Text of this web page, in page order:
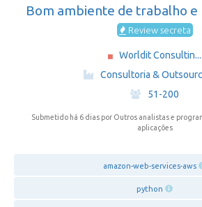
Bom ambiente de trabalho e
Review secreta
Worldit Consultin...
·
Consultoria &
·
51-200
Submetido há 6 dias por Outros analistas e
aplicações
amazon-web-services-aws
python